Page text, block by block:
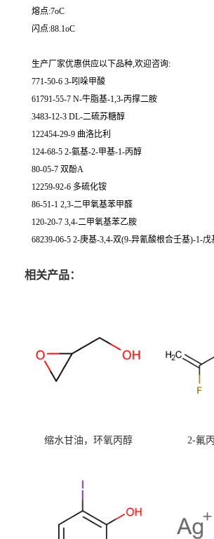
熔点:7oC
闪点:88.1oC
生产厂家优惠供应以下品种,欢迎咨询:
771-50-6 3-吲哚甲酸
61791-55-7 N-牛脂基-1,3-丙撑二胺
3483-12-3 DL-二硫苏糖醇
122454-29-9 曲洛比利
124-68-5 2-氨基-2-甲基-1-丙醇
80-05-7 双酚A
12259-92-6 多硫化铵
86-51-1 2,3-二甲氧基苯甲醛
120-20-7 3,4-二甲氧基苯乙胺
68239-06-5 2-庚基-3,4-双(9-异氰酸根合壬基)-1-
相关产品：
缩水甘油，环氧丙醇 2-氟